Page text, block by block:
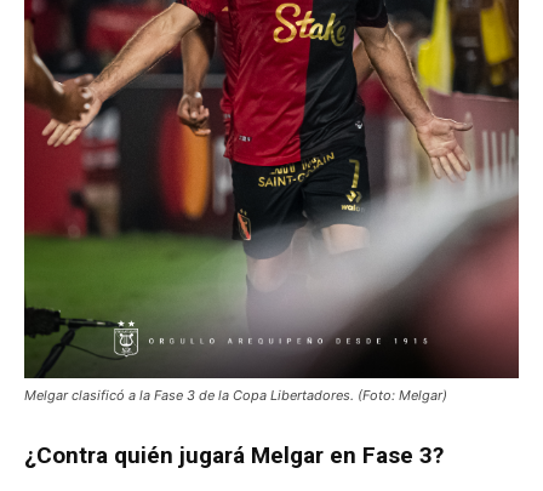
Melgar clasificó a la Fase 3 de la Copa Libertadores. (Foto: Melgar)
¿Contra quién jugará Melgar en Fase 3?